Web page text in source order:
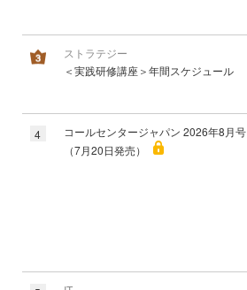
ストラテジー
＜実践研修講座＞年間スケジュール
4
コールセンタージャパン 2026年8月号
（7月20日発売）